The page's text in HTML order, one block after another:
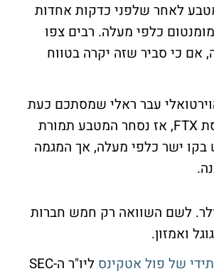
נסחר תמורת כ-102 אלף דולר למטבע לאחר שלפני כדקות אחדות
הוא ממשיך במומנטום כלפי מעלה. רבים צפו
אם כי סביר שזה יקרה בטווח
עבר ראלי שמסתכם כעת
ביותר מ-40% ממחירו טרום הבחירות. מאז השפל שלאחר קריסת בורסת FTX, אז נסחר המטבע תמורת
כמובן, לא מתרחש בקו ישר כלפי מעלה, אך המגמה
את שווי השוק של המטבע למעל 2 טריליון דולר. לשם השוואה רק חמש חברות
של פול אטקינס
ליו"ר ה-SEC